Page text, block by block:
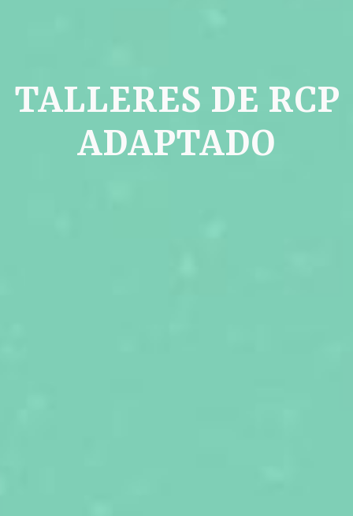
TALLERES DE RCP
ADAPTADO